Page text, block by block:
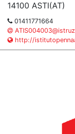
14100 ASTI(AT)
01411771664
http://